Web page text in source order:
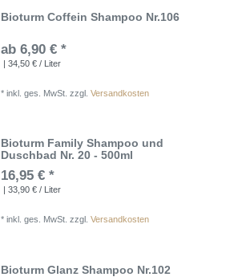
Bioturm Coffein Shampoo Nr.106
ab 6,90 € *
| 34,50 € / Liter
*inkl. ges. MwSt. zzgl.Versandkosten
Bioturm Family Shampoo und
Duschbad Nr. 20 - 500ml
16,95 € *
| 33,90 € / Liter
*inkl. ges. MwSt. zzgl.Versandkosten
Bioturm Glanz Shampoo Nr.102